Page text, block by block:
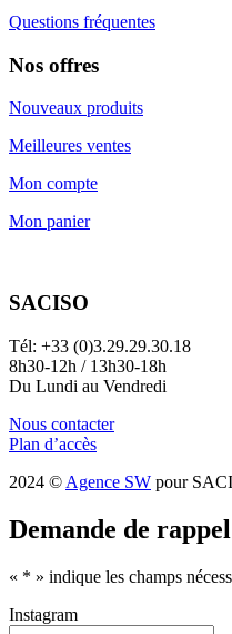
Questions fréquentes
Nos offres
Nouveaux produits
Meilleures ventes
Mon compte
Mon panier
SACISO
Tél: +33 (0)3.29.29.30.18
8h30-12h / 13h30-18h
Du Lundi au Vendredi
Nous contacter
Plan d’accès
2024 © Agence SW pour
Demande de rappel
« * » indique les champs
Instagram